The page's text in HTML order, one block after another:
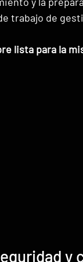
trabajo de
lista para la
y